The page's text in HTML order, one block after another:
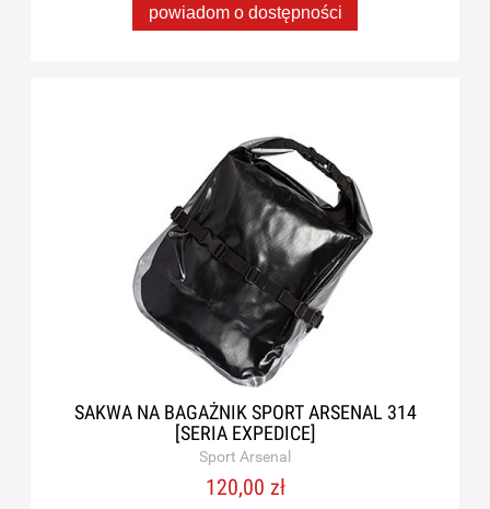
powiadom o dostępności
SAKWA NA BAGAŻNIK SPORT ARSENAL 314
[SERIA EXPEDICE]
Sport Arsenal
120,00 zł